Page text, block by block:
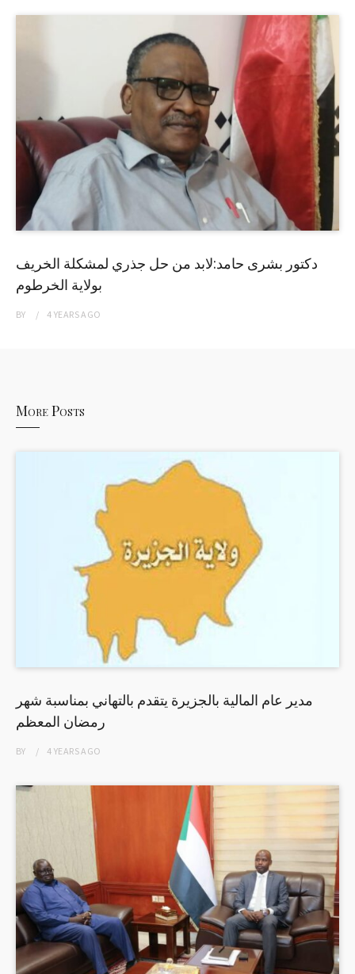
دكتور بشرى حامد:لابد من حل جذري لمشكلة الخريف
بولاية الخرطوم
BY 4 YEARSAGO
More Posts
مدير عام المالية بالجزيرة يتقدم بالتهاني بمناسبة شهر
رمضان المعظم
BY 4 YEARSAGO